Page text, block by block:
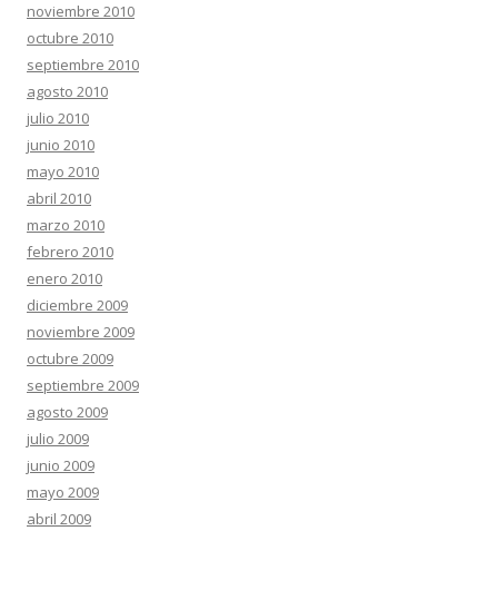
noviembre 2010
octubre 2010
septiembre 2010
agosto 2010
julio 2010
junio 2010
mayo 2010
abril 2010
marzo 2010
febrero 2010
enero 2010
diciembre 2009
noviembre 2009
octubre 2009
septiembre 2009
agosto 2009
julio 2009
junio 2009
mayo 2009
abril 2009